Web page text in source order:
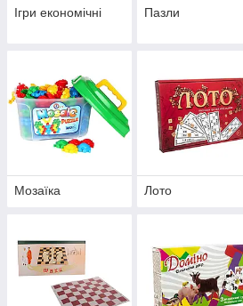
Ігри економічні Пазли
Мозаїка Лото